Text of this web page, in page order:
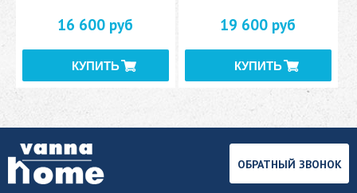
16 600 руб 19 600 руб
ОБРАТНЫЙ ЗВОНОК